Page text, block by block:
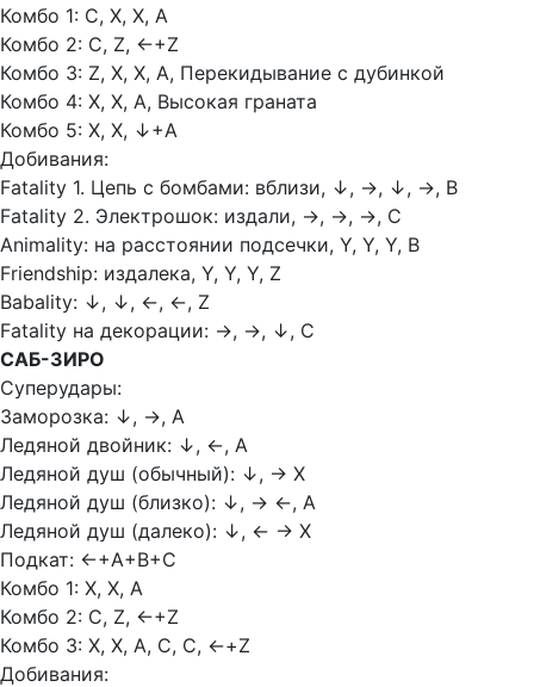
Комбо 1: С, Х, Х, А
Комбо 2: С, Z, ←+Z
Комбо 3: Z, Х, Х, А, Перекидывание с дубинкой
Комбо 4: Х, Х, А, Высокая граната
Комбо 5: Х, Х, ↓+А
Добивания:
Fatality 1. Цепь с бомбами: вблизи, ↓, →, ↓, →, B
Fatality 2. Электрошок: издали, →, →, →, C
Animality: на расстоянии подсечки, Y, Y, Y, В
Friendship: издалека, Y, Y, Y, Z
Babality: ↓, ↓, ←, ←, Z
Fatality на декорации: →, →, ↓, С
САБ-ЗИРО
Суперудары:
Заморозка: ↓, →, А
Ледяной двойник: ↓, ←, А
Ледяной душ (обычный): ↓, → Х
Ледяной душ (близко): ↓, → ←, А
Ледяной душ (далеко): ↓, ← → Х
Подкат: ←+А+В+С
Комбо 1: Х, Х, А
Комбо 2: С, Z, ←+Z
Комбо 3: Х, Х, А, С, С, ←+Z
Добивания: